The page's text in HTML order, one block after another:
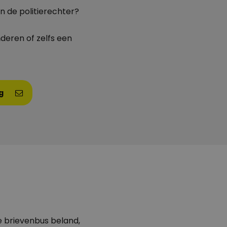
de politierechter?
of zelfs een
brievenbus beland,